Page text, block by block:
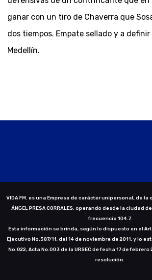
ganar con un tiro de Chaverra que
dos tiempos. Empate sellado y a
Medellín.
VIDA FM. es una Empresa de carácter unipersonal, de la
ÁNGEL PRESA CORRALES, operando desde la ciudad
frecuencia 104.7.
Esta información se brinda, según lo dispuesto en el
Ejecutivo No.387/11, del 14 de noviembre de 2011, y lo
No.022, Acta No.003 de la URSEC de fecha 17 de febrero
resolución.